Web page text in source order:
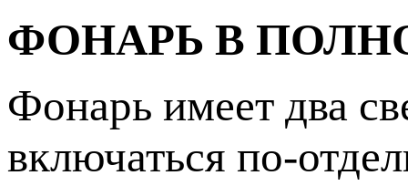
ФОНАРЬ В
Фонарь имеет два
включаться по-